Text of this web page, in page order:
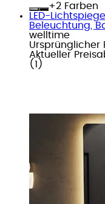
+
Farben
LED-
Beleuchtung,
welltime
Ursprünglicher
Aktueller Preis
( 1 )